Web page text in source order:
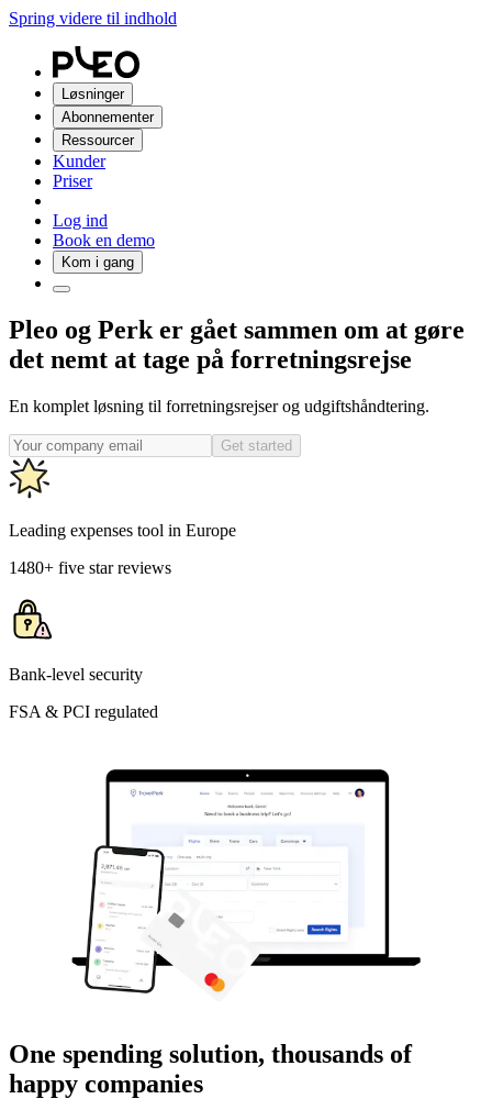
Spring videre til indhold
Løsninger
Abonnementer
Ressourcer
Kunder
Priser
Log ind
Book en demo
Kom i gang
Pleo og Perk er gået sammen om at gøre
det nemt at tage på forretningsrejse
En komplet løsning til forretningsrejser og udgiftshåndtering.
Get started
Leading expenses tool in Europe
1480+ five star reviews
Bank-level security
FSA & PCI regulated
One spending solution, thousands of
happy companies